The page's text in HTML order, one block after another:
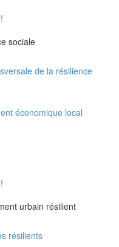
sociale
de la résilience
économique local
urbain résilient
résilients